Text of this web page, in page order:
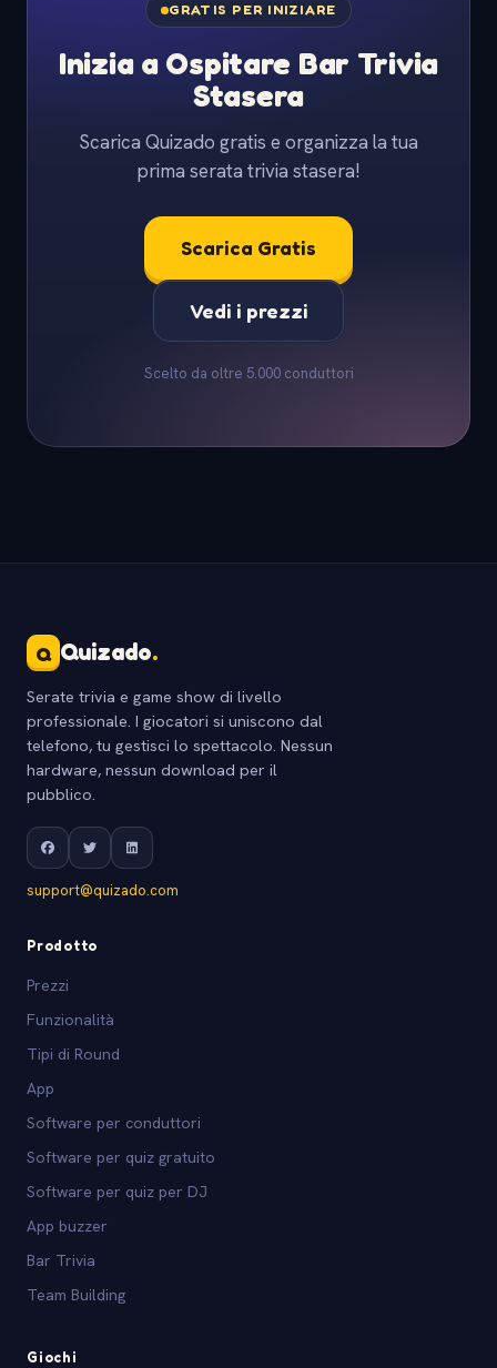
GRATIS PER INIZIARE
Inizia a Ospitare Bar Trivia
Stasera
Scarica Quizado gratis e organizza la tua
prima serata trivia stasera!
Scarica Gratis
Vedi i prezzi
Scelto da oltre 5.000 conduttori
Q Quizado.
Serate trivia e game show di livello
professionale. I giocatori si uniscono dal
telefono, tu gestisci lo spettacolo. Nessun
hardware, nessun download per il
pubblico.
support@quizado.com
Prodotto
Prezzi
Funzionalità
Tipi di Round
App
Software per conduttori
Software per quiz gratuito
Software per quiz per DJ
App buzzer
Bar Trivia
Team Building
Giochi